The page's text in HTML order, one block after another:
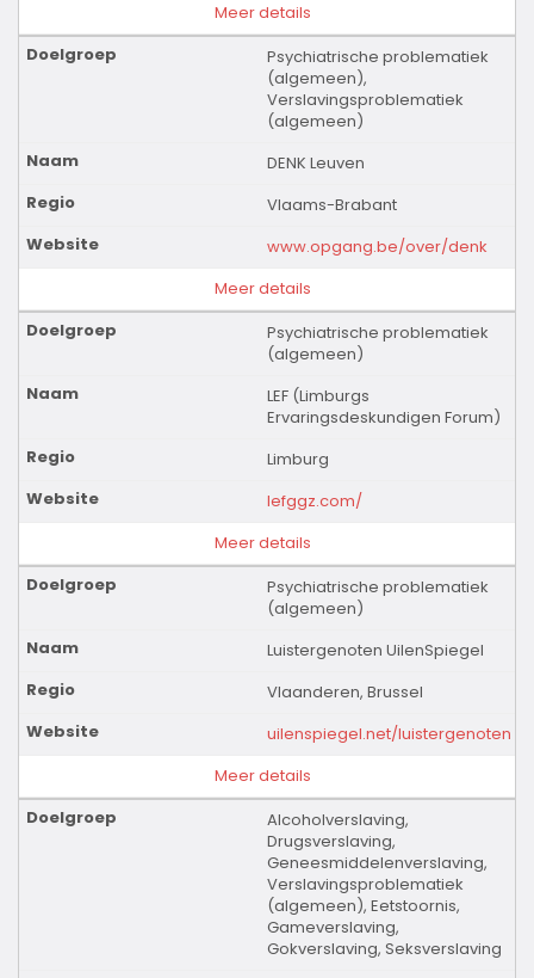
Meer details
Psychiatrische problematiek
(algemeen),
Verslavingsproblematiek
(algemeen)
DENK Leuven
Vlaams-Brabant
www.opgang.be/over/denk
Meer details
Psychiatrische problematiek
(algemeen)
LEF (Limburgs
Ervaringsdeskundigen Forum)
Limburg
lefggz.com/
Meer details
Psychiatrische problematiek
(algemeen)
Luistergenoten UilenSpiegel
Vlaanderen, Brussel
uilenspiegel.net/luistergenoten
Meer details
Alcoholverslaving,
Drugsverslaving,
Geneesmiddelenverslaving,
Verslavingsproblematiek
(algemeen), Eetstoornis,
Gameverslaving,
Gokverslaving, Seksverslaving